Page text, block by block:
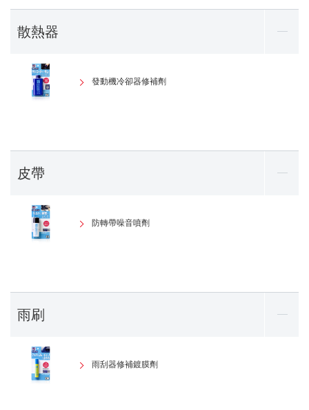
散熱器
發動機冷卻器修補劑
皮帶
防轉帶噪音噴劑
雨刷
雨刮器修補鍍膜劑